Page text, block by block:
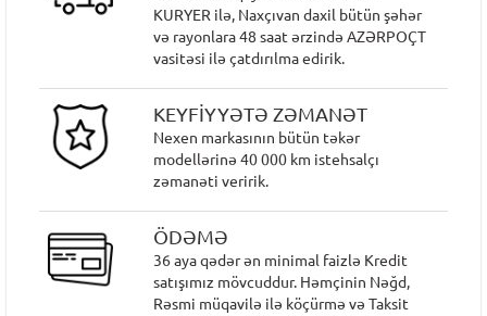
KURYER ilə, Naxçıvan daxil bütün şəhər
və rayonlara 48 saat ərzində AZƏRPOÇT
vasitəsi ilə çatdırılma edirik.
KEYFİYYƏTƏ ZƏMANƏT
Nexen markasının bütün təkər
modellərinə 40 000 km istehsalçı
zəmanəti veririk.
ÖDƏMƏ
36 aya qədər ən minimal faizlə Kredit
satışımız mövcuddur. Həmçinin Nəğd,
Rəsmi müqavilə ilə köçürmə və Taksit